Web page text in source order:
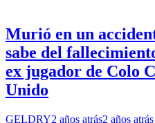
Murió en un
sabe del
ex jugador de Colo
Unido
GELDRY2 años atrás2 años atrás